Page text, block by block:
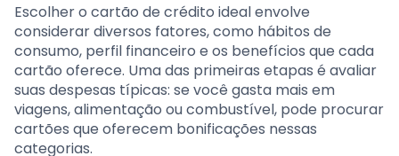
Escolher o cartão de crédito ideal envolve
considerar diversos fatores, como hábitos de
consumo, perfil financeiro e os benefícios que cada
cartão oferece. Uma das primeiras etapas é avaliar
suas despesas típicas: se você gasta mais em
viagens, alimentação ou combustível, pode procurar
cartões que oferecem bonificações nessas
categorias.